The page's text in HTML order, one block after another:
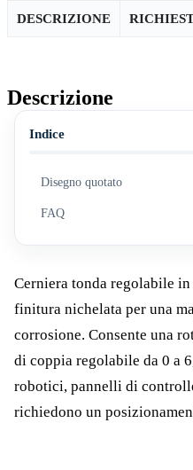
DESCRIZIONE
Descrizione
Indice
Disegno quotato
FAQ
Cerniera tonda regolabile
finitura nichelata per una
corrosione. Consente una
di coppia regolabile da 0 a
robotici, pannelli di
richiedono un